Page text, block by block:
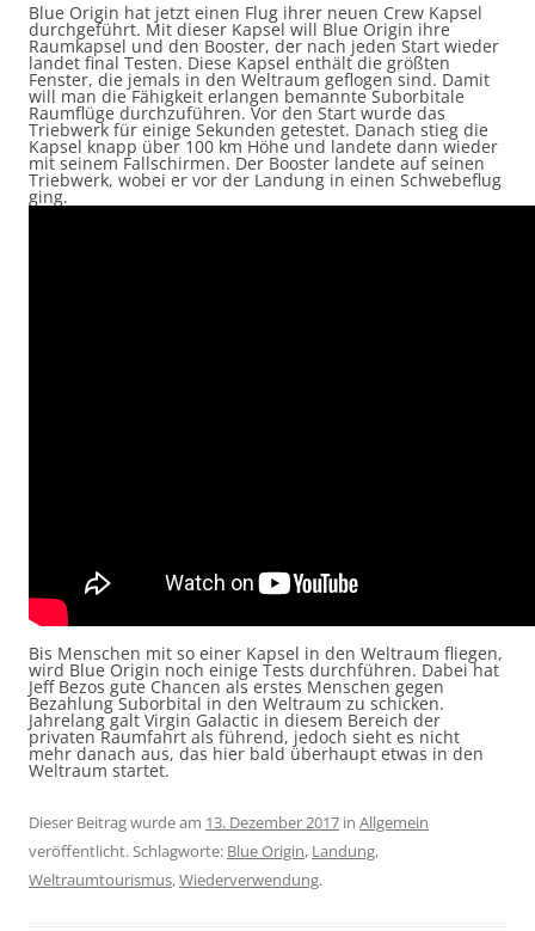
Blue Origin hat jetzt einen Flug ihrer neuen Crew Kapsel
durchgeführt. Mit dieser Kapsel will Blue Origin ihre
Raumkapsel und den Booster, der nach jeden Start wieder
landet final Testen. Diese Kapsel enthält die größten
Fenster, die jemals in den Weltraum geflogen sind. Damit
will man die Fähigkeit erlangen bemannte Suborbitale
Raumflüge durchzuführen. Vor den Start wurde das
Triebwerk für einige Sekunden getestet. Danach stieg die
Kapsel knapp über 100 km Höhe und landete dann wieder
mit seinem Fallschirmen. Der Booster landete auf seinen
Triebwerk, wobei er vor der Landung in einen Schwebeflug
ging.
Bis Menschen mit so einer Kapsel in den Weltraum fliegen,
wird Blue Origin noch einige Tests durchführen. Dabei hat
Jeff Bezos gute Chancen als erstes Menschen gegen
Bezahlung Suborbital in den Weltraum zu schicken.
Jahrelang galt Virgin Galactic in diesem Bereich der
privaten Raumfahrt als führend, jedoch sieht es nicht
mehr danach aus, das hier bald überhaupt etwas in den
Weltraum startet.
Dieser Beitrag wurde am 13. Dezember 2017 in Allgemein
veröffentlicht. Schlagworte: Blue Origin, Landung,
Weltraumtourismus,Wiederverwendung.